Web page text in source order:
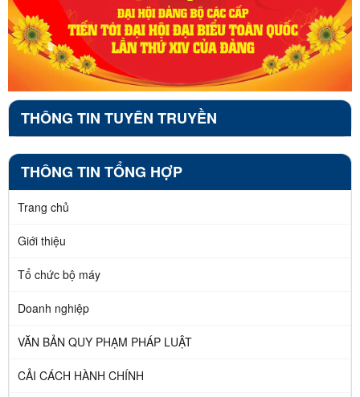
THÔNG TIN TUYÊN TRUYỀN
THÔNG TIN TỔNG HỢP
Trang chủ
Giới thiệu
Tổ chức bộ máy
Doanh nghiệp
VĂN BẢN QUY PHẠM PHÁP LUẬT
CẢI CÁCH HÀNH CHÍNH